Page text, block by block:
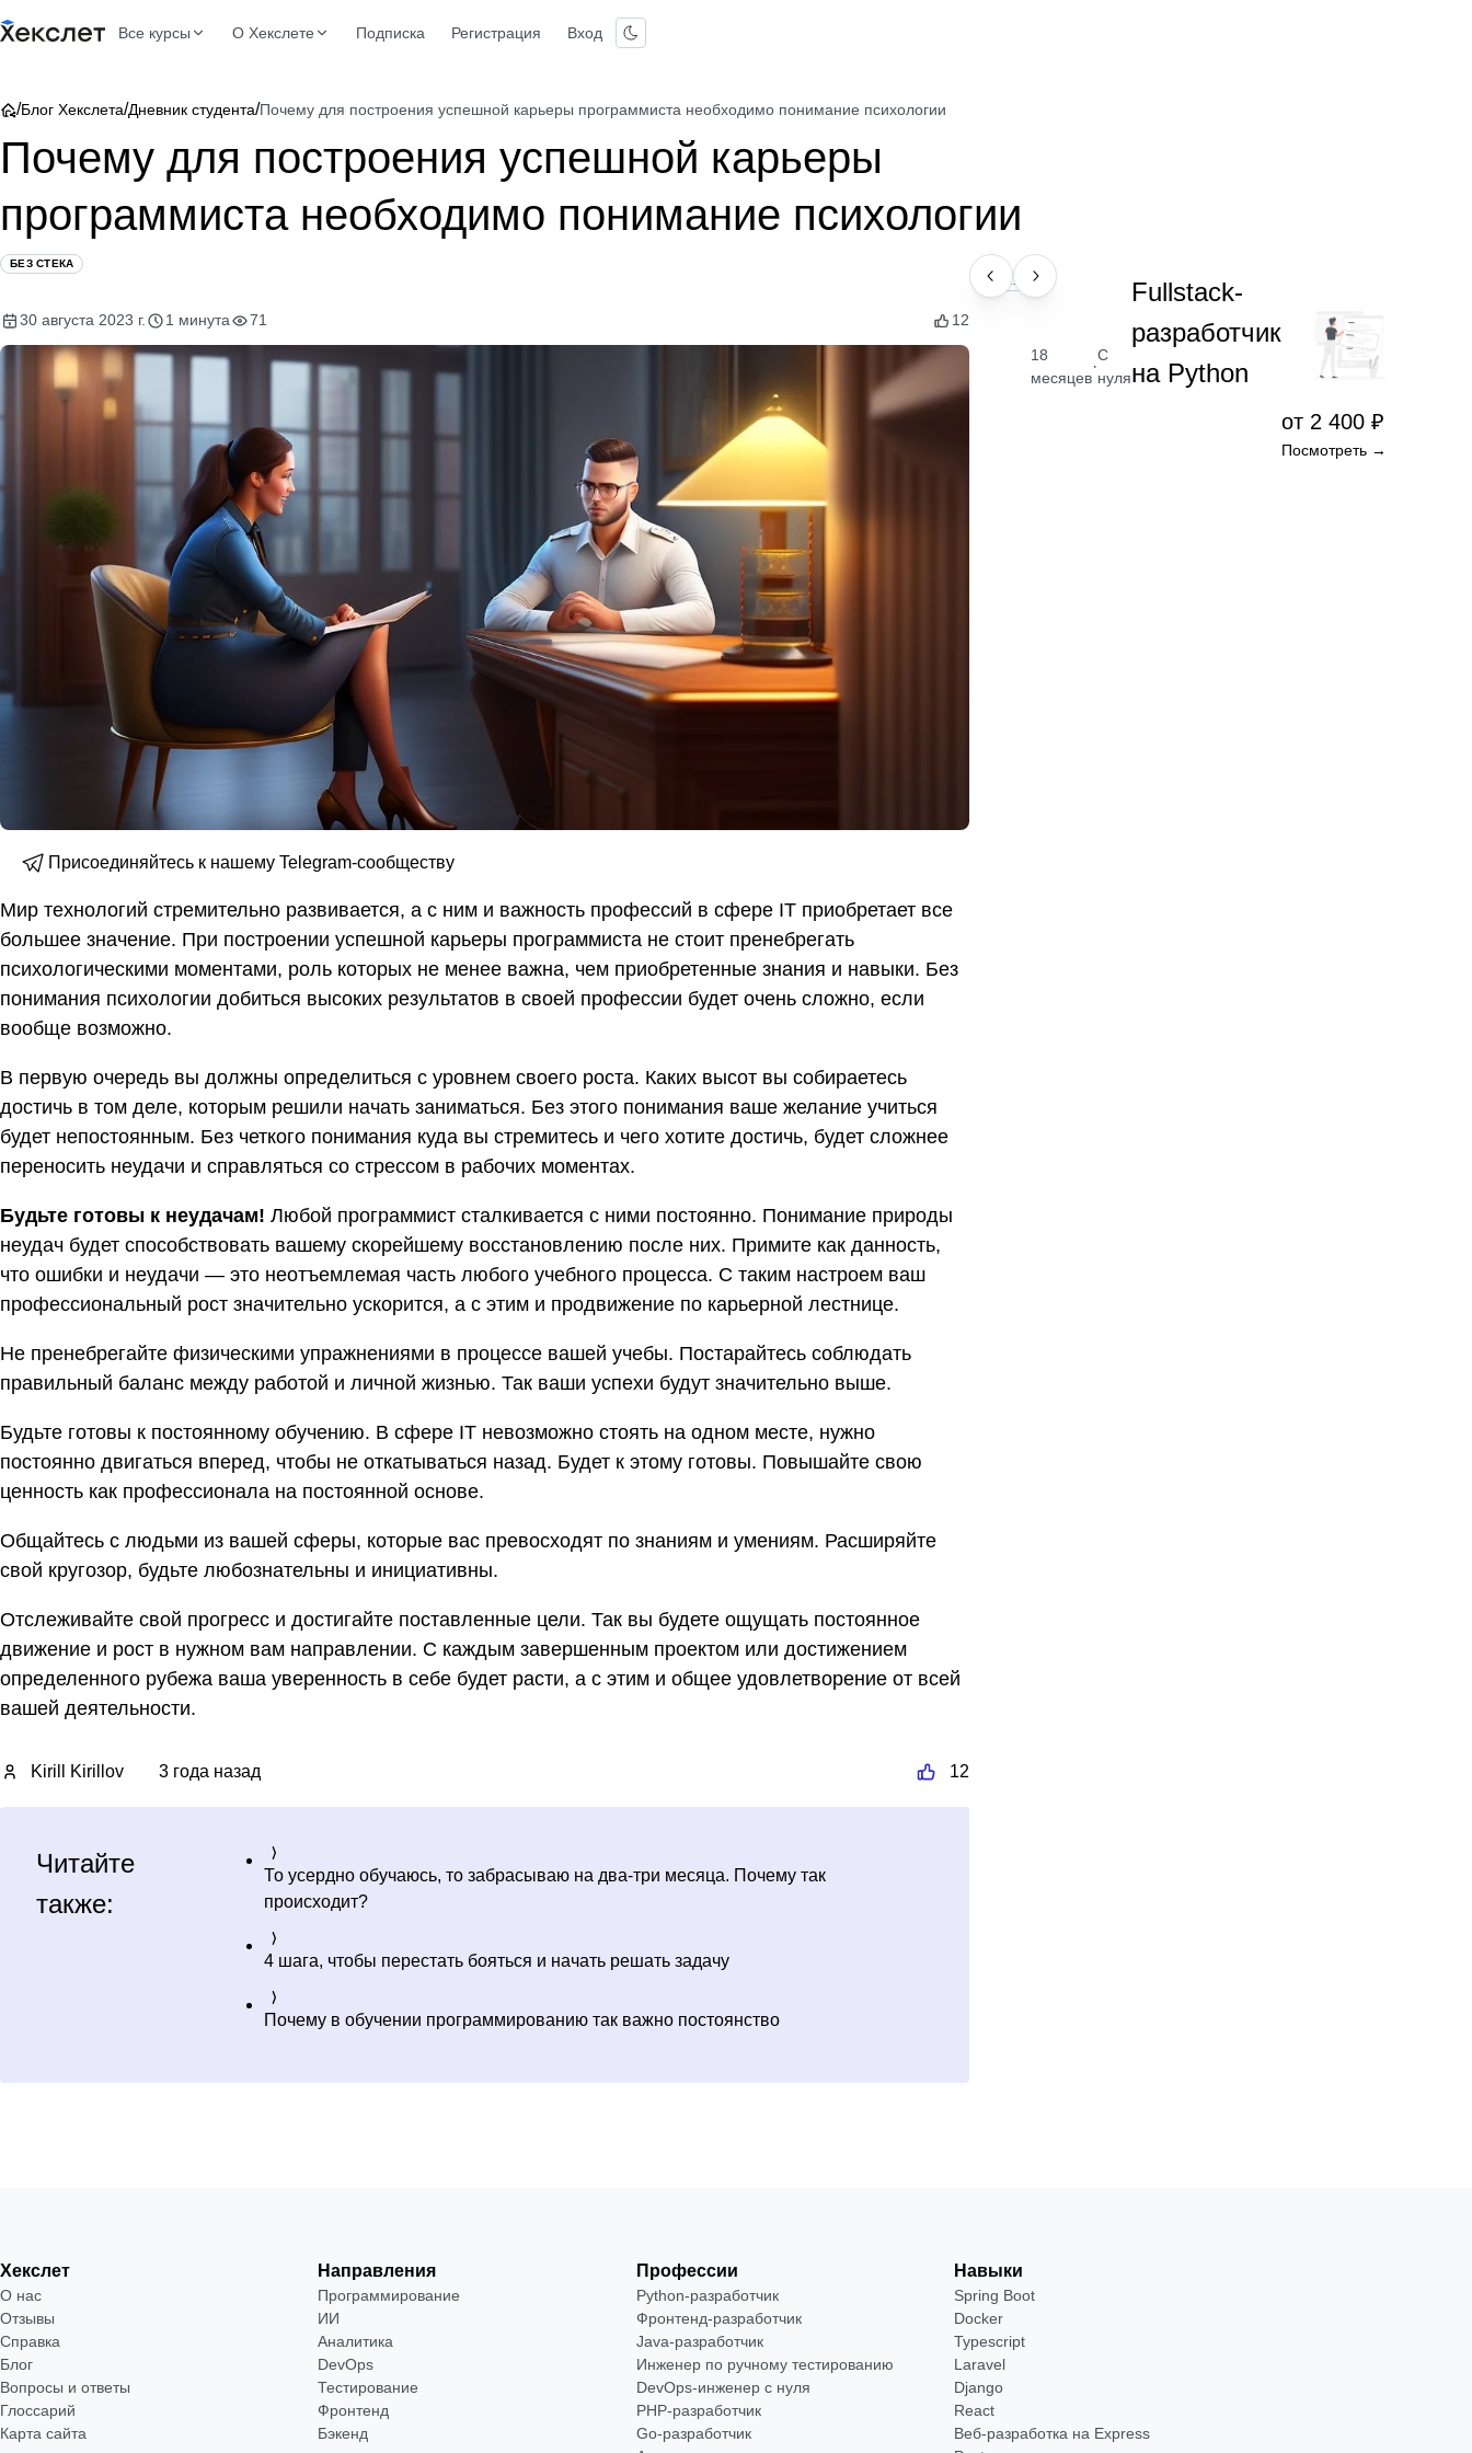
Все курсы О Хекслете Подписка Регистрация Вход
/Блог Хекслета/Дневник студента/Почему для построения успешной карьеры программиста необходимо понимание психологии
Почему для построения успешной карьеры
программиста необходимо понимание психологии
БЕЗ СТЕКА
30 августа 2023 г. 1 минута 71 12
Присоединяйтесь к нашему Telegram-сообществу
Мир технологий стремительно развивается, а с ним и важность профессий в сфере IT приобретает все
большее значение. При построении успешной карьеры программиста не стоит пренебрегать
психологическими моментами, роль которых не менее важна, чем приобретенные знания и навыки. Без
понимания психологии добиться высоких результатов в своей профессии будет очень сложно, если
вообще возможно.
В первую очередь вы должны определиться с уровнем своего роста. Каких высот вы собираетесь
достичь в том деле, которым решили начать заниматься. Без этого понимания ваше желание учиться
будет непостоянным. Без четкого понимания куда вы стремитесь и чего хотите достичь, будет сложнее
переносить неудачи и справляться со стрессом в рабочих моментах.
Будьте готовы к неудачам! Любой программист сталкивается с ними постоянно. Понимание природы
неудач будет способствовать вашему скорейшему восстановлению после них. Примите как данность,
что ошибки и неудачи — это неотъемлемая часть любого учебного процесса. С таким настроем ваш
профессиональный рост значительно ускорится, а с этим и продвижение по карьерной лестнице.
Не пренебрегайте физическими упражнениями в процессе вашей учебы. Постарайтесь соблюдать
правильный баланс между работой и личной жизнью. Так ваши успехи будут значительно выше.
Будьте готовы к постоянному обучению. В сфере IT невозможно стоять на одном месте, нужно
постоянно двигаться вперед, чтобы не откатываться назад. Будет к этому готовы. Повышайте свою
ценность как профессионала на постоянной основе.
Общайтесь с людьми из вашей сферы, которые вас превосходят по знаниям и умениям. Расширяйте
свой кругозор, будьте любознательны и инициативны.
Отслеживайте свой прогресс и достигайте поставленные цели. Так вы будете ощущать постоянное
движение и рост в нужном вам направлении. С каждым завершенным проектом или достижением
определенного рубежа ваша уверенность в себе будет расти, а с этим и общее удовлетворение от всей
вашей деятельности.
Kirill Kirillov 3 года назад 12
Читайте
также:
То усердно обучаюсь, то забрасываю на два-три месяца. Почему так
происходит?
4 шага, чтобы перестать бояться и начать решать задачу
Почему в обучении программированию так важно постоянство
ПРОФЕССИЯ
18
месяцев
·
С
нуля
Fullstack-
разработчик
на Python
от 2 400 ₽
Посмотреть →
Хекслет
О нас
Отзывы
Справка
Блог
Вопросы и ответы
Глоссарий
Карта сайта
Направления
Программирование
ИИ
Аналитика
DevOps
Тестирование
Фронтенд
Бэкенд
Профессии
Python-разработчик
Фронтенд-разработчик
Java-разработчик
Инженер по ручному тестированию
DevOps-инженер с нуля
РНР-разработчик
Go-разработчик
Навыки
Spring Boot
Docker
Typescript
Laravel
Django
React
Веб-разработка на Express